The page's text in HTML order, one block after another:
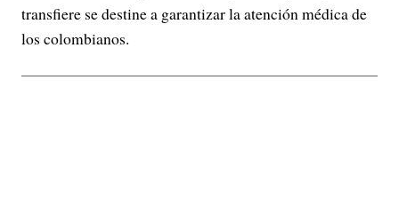
transfiere se destine a garantizar la atención médica de
los colombianos.